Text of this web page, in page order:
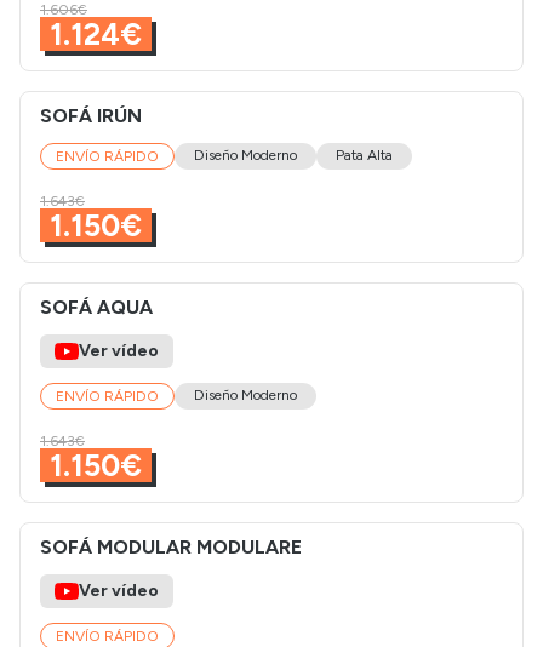
1.606€
1.124€
SOFÁ IRÚN
ENVÍO RÁPIDO Diseño Moderno Pata Alta
1.643€
1.150€
SOFÁ AQUA
Ver vídeo
ENVÍO RÁPIDO Diseño Moderno
1.643€
1.150€
SOFÁ MODULAR MODULARE
Ver vídeo
ENVÍO RÁPIDO